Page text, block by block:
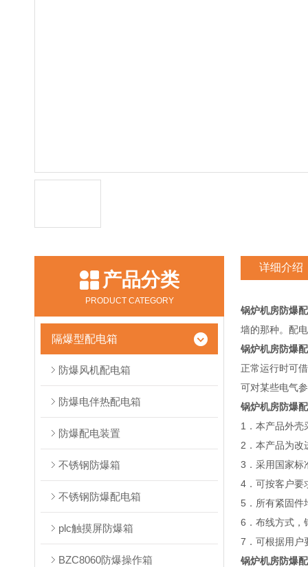
产品分类
PRODUCT CATEGORY
隔爆型配电箱
防爆风机配电箱
防爆电伴热配电箱
防爆配电装置
不锈钢防爆箱
不锈钢防爆配电箱
plc触摸屏防爆箱
BZC8060防爆操作箱
详细介绍
锅炉机房防爆
墙的那种。配
锅炉机房防爆
正常运行时可
可对某些电气
锅炉机房防爆
1．本产品外壳
2．本产品为改
3．采用国家标
4．可按客户要
5．所有紧固件
6．布线方式，
7．可根据用户
锅炉机房防爆